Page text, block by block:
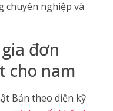
chuyên nghiệp và
đơn
cho nam
Bản theo diện kỹ